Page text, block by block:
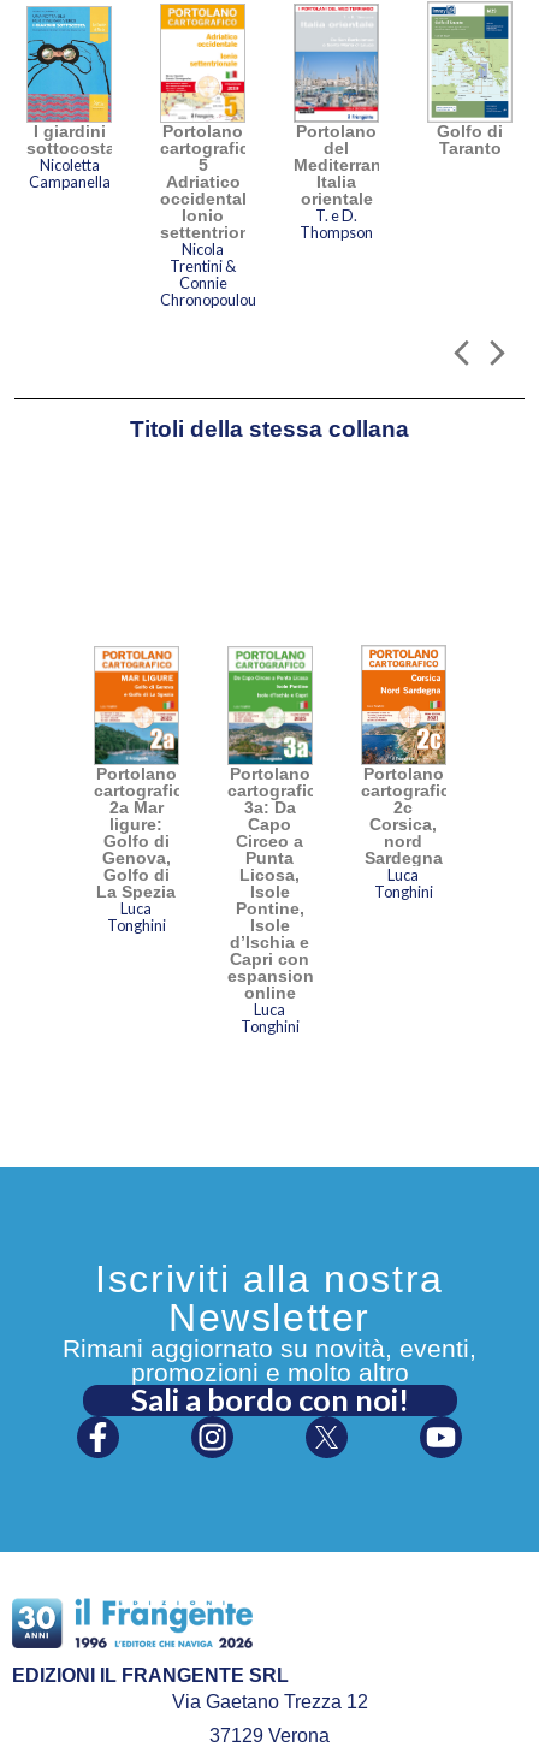
INTERVISTA PER PARABORDANDO
leggi l'intervista 'come nasce un portolano' ?
I giardini
sottocosta
Nicoletta
Campanella
Portolano
cartografico
5
Adriatico
occidentale,
Ionio
settentrionale
Nicola
Trentini &
Connie
Chronopoulou
Portolano
del
Mediterraneo
Italia
orientale
T. e D.
Thompson
Golfo di
Taranto
Titoli della stessa collana
Portolano
cartografico
2a Mar
ligure:
Golfo di
Genova,
Golfo di
La Spezia
Luca
Tonghini
Portolano
cartografico
3a: Da
Capo
Circeo a
Punta
Licosa,
Isole
Pontine,
Isole
d’Ischia e
Capri con
espansione
online
Luca
Tonghini
Portolano
cartografico
2c
Corsica,
nord
Sardegna
Luca
Tonghini
Iscriviti alla nostra
Newsletter
Rimani aggiornato su novità, eventi,
promozioni e molto altro
Sali a bordo con noi!
EDIZIONI IL FRANGENTE SRL
Via Gaetano Trezza 12
37129 Verona